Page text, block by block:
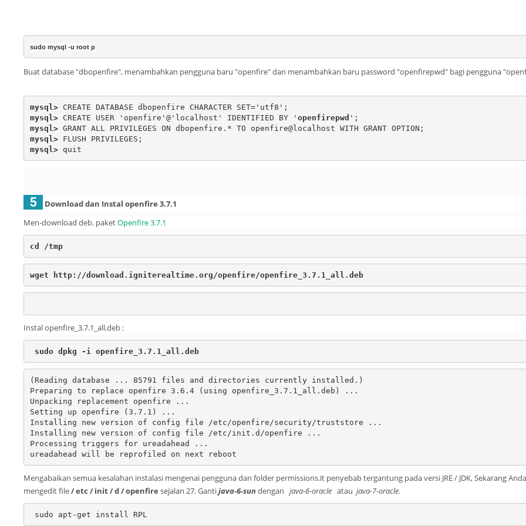
sudo mysql -u root p
Buat database "dbopenfire", menambahkan pengguna baru "openfire" dan menambahkan baru password "openfirepwd" bagi pengguna
mysql>
mysql> CREATE USER 'openfire'@'localhost' IDENTIFIED BY ' openfirepwd
mysql>
mysql>
mysql> quit
5
Download dan Instal openfire 3.7.1
Men-download deb. paketOpenfire 3.7.1
cd /tmp
wget http://download.igniterealtime.org/openfire/openfire_3.7.1_all.deb
Instal openfire_3.7.1_all.deb :
sudo dpkg -i openfire_3.7.1_all.deb
(Reading database ... 85791 files and directories currently installed.)
Preparing to replace openfire 3.6.4 (using openfire_3.7.1_all.deb) ...
Unpacking replacement openfire ...
Setting up openfire (3.7.1) ...
Installing new version of config file /etc/openfire/security/truststore ...
Installing new version of config file /etc/init.d/openfire ...
Processing triggers for ureadahead ...
ureadahead will be reprofiled on next reboot
Mengabaikan semua kesalahan instalasi mengenai pengguna dan folder permissions.it penyebab tergantung pada versi JRE / JDK, Sekarang
mengedit file/ etc / init / d / openfire sejalan 27. Gantijava-6-sun dengan java-6-oracle atau java-7-oracle.
sudo apt-get install RPL